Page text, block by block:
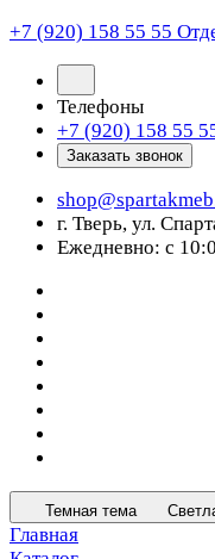
+7 (920) 158 55 55
Телефоны
+7 (920) 158 55
Заказать звонок
г. Тверь, ул.
Ежедневно: с
Темная тема
Главная